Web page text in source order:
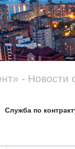
- Новости
Служба по